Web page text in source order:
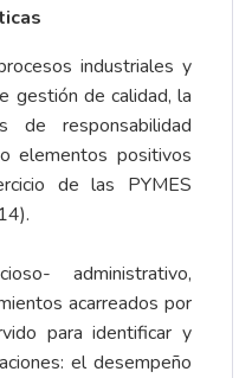
industriales y
gestión de calidad, la
de responsabilidad
elementos positivos
de las PYMES
administrativo,
acarreados por
para identificar y
el desempeño